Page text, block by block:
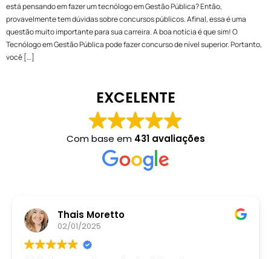
está pensando em fazer um tecnólogo em Gestão Pública? Então,
provavelmente tem dúvidas sobre concursos públicos. Afinal, essa é uma
questão muito importante para sua carreira. A boa notícia é que sim! O
Tecnólogo em Gestão Pública pode fazer concurso de nível superior. Portanto,
você […]
EXCELENTE
Com base em 431 avaliações
Thais Moretto
02/01/2025